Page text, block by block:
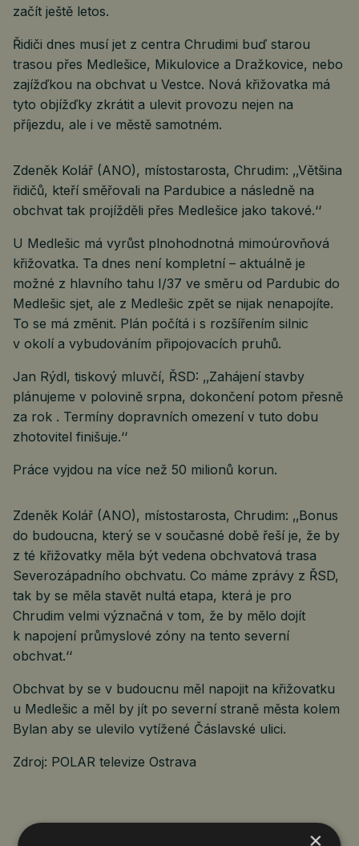
začít ještě letos.
Řidiči dnes musí jet z centra Chrudimi buď starou
trasou přes Medlešice, Mikulovice a Dražkovice, nebo
zajížďkou na obchvat u Vestce. Nová křižovatka má
tyto objížďky zkrátit a ulevit provozu nejen na
příjezdu, ale i ve městě samotném.
Zdeněk Kolář (ANO), místostarosta, Chrudim: ‚‚Většina
řidičů, kteří směřovali na Pardubice a následně na
obchvat tak projížděli přes Medlešice jako takové.‘‘
U Medlešic má vyrůst plnohodnotná mimoúrovňová
křižovatka. Ta dnes není kompletní – aktuálně je
možné z hlavního tahu I/37 ve směru od Pardubic do
Medlešic sjet, ale z Medlešic zpět se nijak nenapojíte.
To se má změnit. Plán počítá i s rozšířením silnic
v okolí a vybudováním připojovacích pruhů.
Jan Rýdl, tiskový mluvčí, ŘSD: ‚‚Zahájení stavby
plánujeme v polovině srpna, dokončení potom přesně
za rok . Termíny dopravních omezení v tuto dobu
zhotovitel finišuje.‘‘
Práce vyjdou na více než 50 milionů korun.
Zdeněk Kolář (ANO), místostarosta, Chrudim: ‚‚Bonus
do budoucna, který se v současné době řeší je, že by
z té křižovatky měla být vedena obchvatová trasa
Severozápadního obchvatu. Co máme zprávy z ŘSD,
tak by se měla stavět nultá etapa, která je pro
Chrudim velmi význačná v tom, že by mělo dojít
k napojení průmyslové zóny na tento severní
obchvat.‘‘
Obchvat by se v budoucnu měl napojit na křižovatku
u Medlešic a měl by jít po severní straně města kolem
Bylan aby se ulevilo vytížené Čáslavské ulici.
Zdroj: POLAR televize Ostrava
×